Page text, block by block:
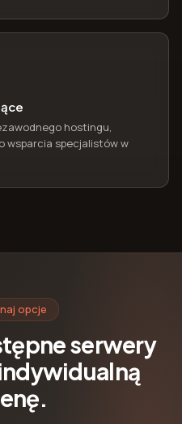
hostingu,
wsparcia specjalistów w
opcje
serwery